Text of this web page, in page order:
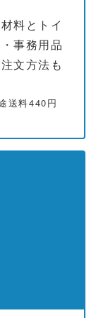
料とトイ
事務用品
文方法も
送料440円